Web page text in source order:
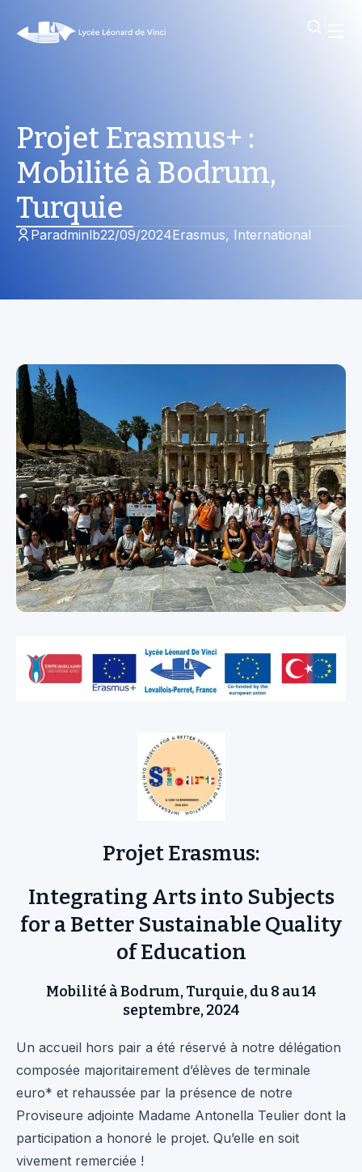
Projet Erasmus+ :
Mobilité à Bodrum,
Turquie
Paradminlb22/09/2024Erasmus, International
Projet Erasmus:
Integrating Arts into Subjects
for a Better Sustainable Quality
of Education
Mobilité à Bodrum, Turquie, du 8 au 14
septembre, 2024
Un accueil hors pair a été réservé à notre délégation
composée majoritairement d’élèves de terminale
euro* et rehaussée par la présence de notre
Proviseure adjointe Madame Antonella Teulier dont la
participation a honoré le projet. Qu’elle en soit
vivement remerciée !